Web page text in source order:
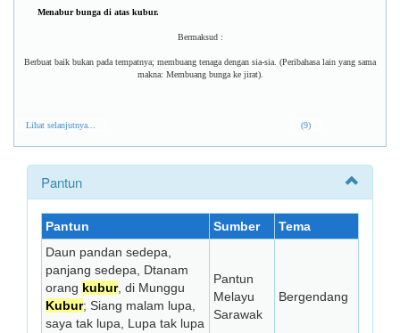
Menabur bunga di atas kubur.
Bermaksud :
Berbuat baik bukan pada tempatnya; membuang tenaga dengan sia-sia. (Peribahasa lain yang sama
makna: Membuang bunga ke jirat).
Lihat selanjutnya... (9)
Pantun
Pantun Sumber
Tema
Daun pandan sedepa,
panjang sedepa, Dtanam
orang kubur, di Munggu
Kubur; Siang malam lupa,
saya tak lupa, Lupa tak lupa
Pantun
Melayu
Sarawak
Bergendang